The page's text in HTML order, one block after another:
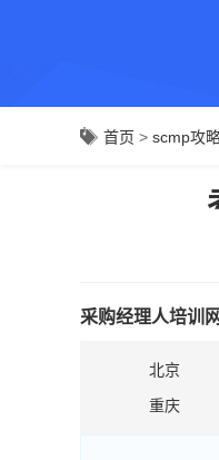
首页 > scmp攻
采购经理人培训网
北京
重庆